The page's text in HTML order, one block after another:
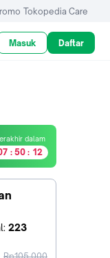
Tokopedia Care
Masuk Daftar
dalam
0
7 :
0
5
0
0 :
0
1
0
2
7
: 223
harga